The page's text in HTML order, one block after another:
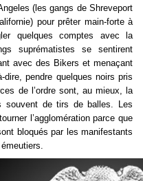
(les gangs de Shreveport
pour prêter main-forte à
quelques comptes avec la
suprématistes se sentirent
avec des Bikers et menaçant
pendre quelques noirs pris
de l’ordre sont, au mieux, la
de tirs de balles. Les
l’agglomération parce que
bloqués par les manifestants